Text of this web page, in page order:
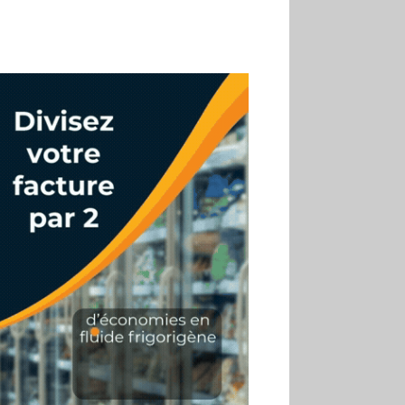
investissements pour
réduire sa consommation
d’eau
01.07
Aldi Studio lance sa
première collection capsule
inspirée de ses codes
visuels
01.07
Cafom annonce
des résultats semestriels en
hausse, portés par le e-
commerce
30.06
La Sportiva affiche
une croissance solide en